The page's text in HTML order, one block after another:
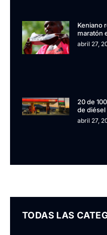
Keniano
maratón
abril 27,
20 de
de diésel
abril 27,
TODAS LAS